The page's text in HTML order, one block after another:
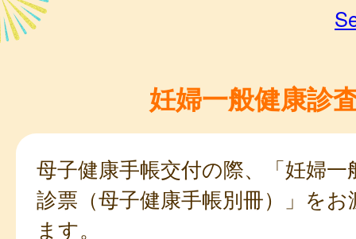
妊婦一般健康診
母子健康手帳交付の際、「妊婦一
診票（母子健康手帳別冊）」を
ます。